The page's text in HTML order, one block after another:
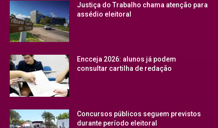
Justiça do Trabalho chama atenção para
assédio eleitoral
Encceja 2026: alunos já podem
consultar cartilha de redação
Concursos públicos seguem previstos
durante período eleitoral